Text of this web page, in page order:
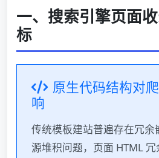
一、搜索引擎页面
标
原生代码结构对
响
传统模板建站普遍存在冗余
源堆积问题，页面 HTML